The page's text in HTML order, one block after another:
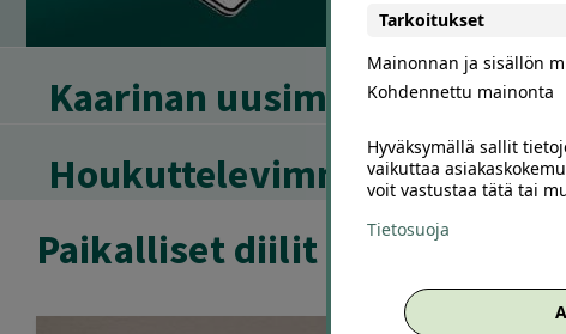
Kaarinan uusimmat
Houkuttelevimmat
Paikalliset diilit
Tarkoitukset
Mainonnan ja sisällön
Kohdennettu mainonta
Hyväksymällä sallit
vaikuttaa
voit vastustaa tätä tai
Tietosuoja